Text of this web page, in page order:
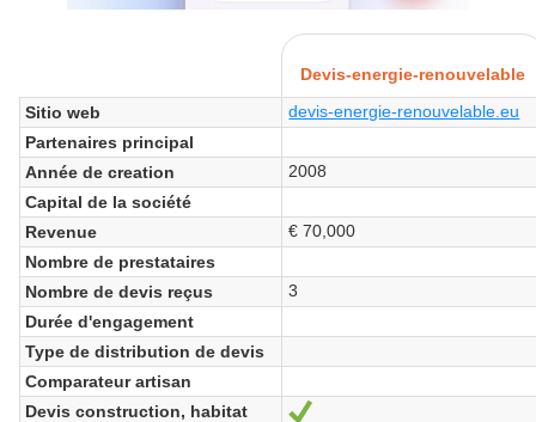
Devis-energie-renouvelable
Sitio web
devis-energie-renouvelable.eu
Partenaires principal
Année de creation
2008
Capital de la société
Revenue
€ 70,000
Nombre de prestataires
Nombre de devis reçus
3
Durée d'engagement
Type de distribution de devis
Comparateur artisan
Devis construction, habitat